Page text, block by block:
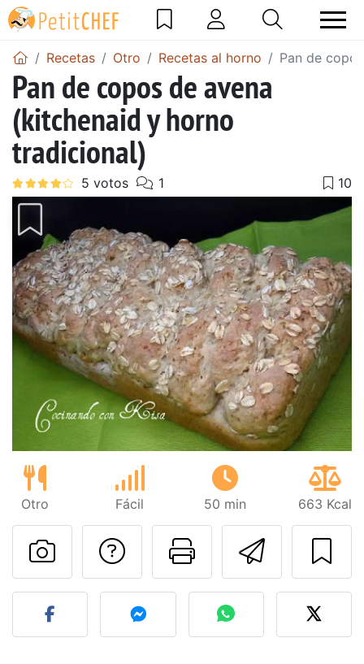
Recetas Otro Recetas al horno Pan de
Pan de copos de avena
(kitchenaid y horno
tradicional)
Otro Fácil 50 min 663 Kcal
Imprimir
Preguntar al autor
Publicar la foto de esta